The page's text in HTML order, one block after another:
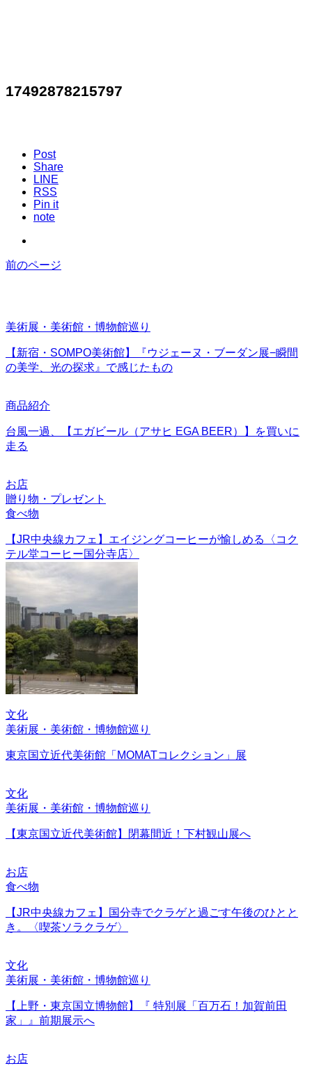
17492878215797
Post
Share
LINE
RSS
Pin it
note
前のページ
美術展・美術館・博物館巡り
【新宿・SOMPO美術館】『ウジェーヌ・ブーダン展−瞬間
の美学、光の探求』で感じたもの
商品紹介
台風一過、【エガビール（アサヒ EGA BEER）】を買いに
走る
お店
贈り物・プレゼント
食べ物
【JR中央線カフェ】エイジングコーヒーが愉しめる〈コク
テル堂コーヒー国分寺店〉
文化
美術展・美術館・博物館巡り
東京国立近代美術館「MOMATコレクション」展
文化
美術展・美術館・博物館巡り
【東京国立近代美術館】閉幕間近！下村観山展へ
お店
食べ物
【JR中央線カフェ】国分寺でクラゲと過ごす午後のひとと
き。〈喫茶ソラクラゲ〉
文化
美術展・美術館・博物館巡り
【上野・東京国立博物館】『 特別展「百万石！加賀前田
家」』前期展示へ
お店